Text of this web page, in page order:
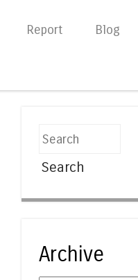
Report Blog
Search
Archive